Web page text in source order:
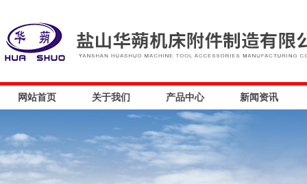
网站首页 关于我们 产品中心 新闻资讯